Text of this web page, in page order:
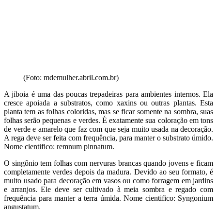
(Foto: mdemulher.abril.com.br)
A jiboia é uma das poucas trepadeiras para ambientes internos. Ela
cresce apoiada a substratos, como xaxins ou outras plantas. Esta
planta tem as folhas coloridas, mas se ficar somente na sombra, suas
folhas serão pequenas e verdes. É exatamente sua coloração em tons
de verde e amarelo que faz com que seja muito usada na decoração.
A rega deve ser feita com frequência, para manter o substrato úmido.
Nome cientifico: remnum pinnatum.
O singônio tem folhas com nervuras brancas quando jovens e ficam
completamente verdes depois da madura. Devido ao seu formato, é
muito usado para decoração em vasos ou como forragem em jardins
e arranjos. Ele deve ser cultivado à meia sombra e regado com
frequência para manter a terra úmida. Nome cientifico: Syngonium
angustatum.